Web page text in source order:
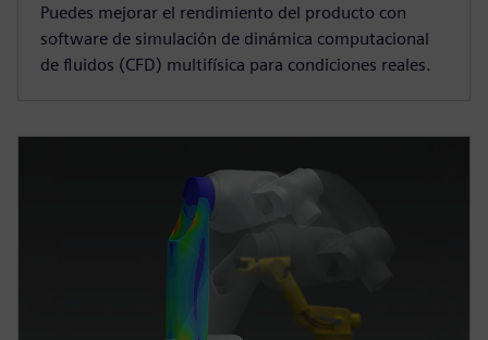
Puedes mejorar el rendimiento del producto con
software de simulación de dinámica computacional
de fluidos (CFD) multifísica para condiciones reales.